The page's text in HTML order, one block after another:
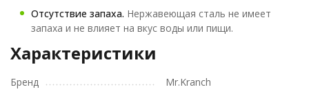
Отсутствие запаха. Нержавеющая сталь не имеет
запаха и не влияет на вкус воды или пищи.
Характеристики
Бренд
Mr.Kranch